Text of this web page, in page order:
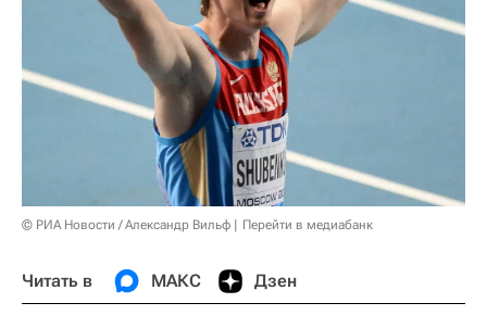
© РИА Новости / Александр Вильф Перейти в медиабанк
Читать в МАКС Дзен